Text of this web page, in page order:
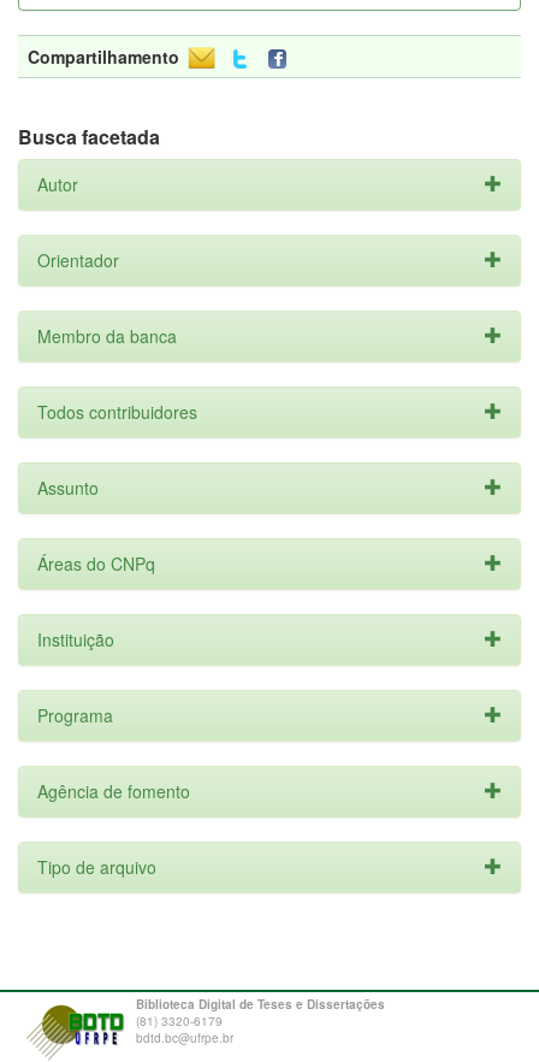
Compartilhamento
Busca facetada
Autor
Orientador
Membro da banca
Todos contribuidores
Assunto
Áreas do CNPq
Instituição
Programa
Agência de fomento
Tipo de arquivo
Biblioteca Digital de Teses e Dissertações
(81) 3320-6179
bdtd.bc@ufrpe.br